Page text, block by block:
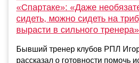
«Спартаке»: «Даже
сидеть, можно сидеть на
вырасти в сильного тренера»
Бывший тренер клубов РПЛ
рассказал о готовности помочь